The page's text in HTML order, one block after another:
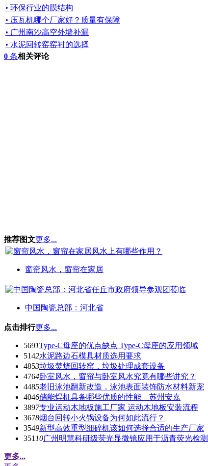
• 环保行业的膜结构
• 压瓦机哪个厂家好？质量有保障
• 广州南沙高空外墙补漏
• 水泥回转窑窑衬的选择
0 条相关评论
推荐图文更多...
窗帘风水，窗帘在家居
中国陶瓷总部：河北省
点击排行更多...
5691Type-C母座的优点缺点 Type-C母座的应用领域
5142水泥路边石模具材质选用要求
4853垃圾焚烧回转窑，垃圾处理成套设备
4764卧室风水，窗帘与卧室风水究竟有哪些讲究？
4485老旧泳池翻新改造，泳池表面装饰防水材料新宠
4046储能焊机具备哪些优质的性能—苏州安嘉
3897专业运动木地板施工厂家 运动木地板安装流程
3678烟台回转小火锅设备为何如此流行？
3549新型高效重型细碎机该如何选择合适的生产厂家
351 10广州明慧科研级荧光显微镜应用于沥青荧光检测
更多...